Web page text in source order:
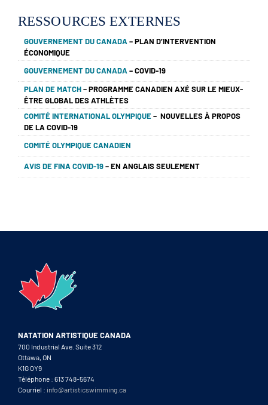
RESSOURCES EXTERNES
GOUVERNEMENT DU CANADA – PLAN D’INTERVENTION
ÉCONOMIQUE
GOUVERNEMENT DU CANADA – COVID-19
PLAN DE MATCH– PROGRAMME CANADIEN AXÉ SUR LE MIEUX-
ÊTRE GLOBAL DES ATHLÈTES
COMITÉ INTERNATIONAL OLYMPIQUE– NOUVELLES À PROPOS
DE LA COVID-19
COMITÉ OLYMPIQUE CANADIEN
AVIS DE FINA COVID-19– EN ANGLAIS SEULEMENT
NATATION ARTISTIQUE CANADA
700 Industrial Ave. Suite 312
Ottawa, ON
K1G 0Y9
Téléphone : 613 748-5674
Courriel : info@artisticswimming.ca